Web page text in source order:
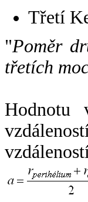
Třetí
"Poměr
třetích
Hodnotu